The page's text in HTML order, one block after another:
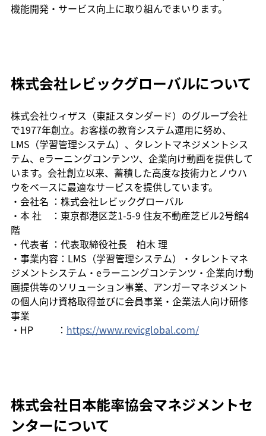
機能開発・サービス向上に取り組んでまいります。
株式会社レビックグローバルについて
株式会社ウィザス（東証スタンダード）のグループ会社
で1977年創立。お客様の教育システム運用に努め、
LMS（学習管理システム）、タレントマネジメントシス
テム、eラーニングコンテンツ、企業向け動画を提供して
います。会社創立以来、蓄積した高度な技術力とノウハ
ウをベースに最適なサービスを提供しています。
・会社名 ：株式会社レビックグローバル
・本 社    ：東京都港区芝1-5-9 住友不動産芝ビル2号館4
階
・代表者 ：代表取締役社長　柏木 理
・事業内容：LMS（学習管理システム）・タレントマネ
ジメントシステム・eラーニングコンテンツ・企業向け動
画提供等のソリューション事業、アンガーマネジメント
の個人向け資格取得並びに会員事業・企業法人向け研修
事業
・HP　  　： https://www.revicglobal.com/
株式会社日本能率協会マネジメントセ
ンターについて